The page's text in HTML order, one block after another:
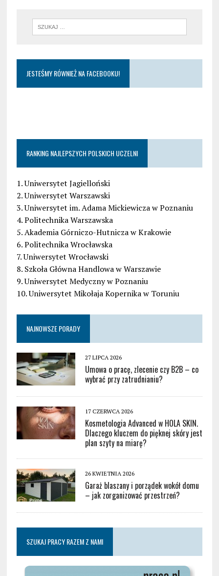
JESTEŚMY RÓWNIEŻ NA FACEBOOKU!
RANKING NAJLEPSZYCH POLSKICH UCZELNI
1. Uniwersytet Jagielloński
2. Uniwersytet Warszawski
3. Uniwersytet im. Adama Mickiewicza w Poznaniu
4. Politechnika Warszawska
5. Akademia Górniczo-Hutnicza w Krakowie
6. Politechnika Wrocławska
7. Uniwersytet Wrocławski
8. Szkoła Główna Handlowa w Warszawie
9. Uniwersytet Medyczny w Poznaniu
10. Uniwersytet Mikołaja Kopernika w Toruniu
NAJNOWSZE PORADY
27 LIPCA 2026
Umowa o pracę, zlecenie czy B2B – co
wybrać przy zatrudnianiu?
17 CZERWCA 2026
Kosmetologia Advanced w HOLA SKIN.
Dlaczego kluczem do pięknej skóry jest
plan szyty na miarę?
26 KWIETNIA 2026
Garaż blaszany i porządek wokół domu
– jak zorganizować przestrzeń?
SZUKAJ PRACY RAZEM Z NAMI